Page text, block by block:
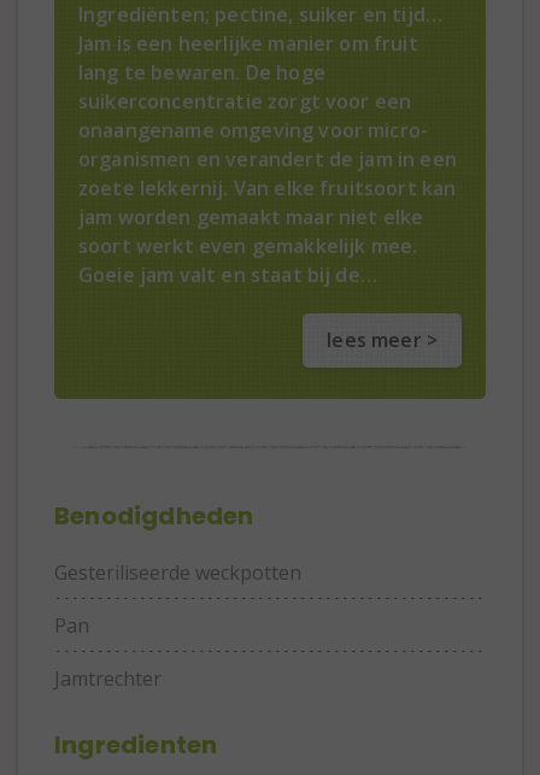
Ingrediënten; pectine, suiker en tijd…
Jam is een heerlijke manier om fruit
lang te bewaren. De hoge
suikerconcentratie zorgt voor een
onaangename omgeving voor micro-
organismen en verandert de jam in een
zoete lekkernij. Van elke fruitsoort kan
jam worden gemaakt maar niet elke
soort werkt even gemakkelijk mee.
Goeie jam valt en staat bij de…
lees meer >
Benodigdheden
Gesteriliseerde weckpotten
Pan
Jamtrechter
Ingredienten